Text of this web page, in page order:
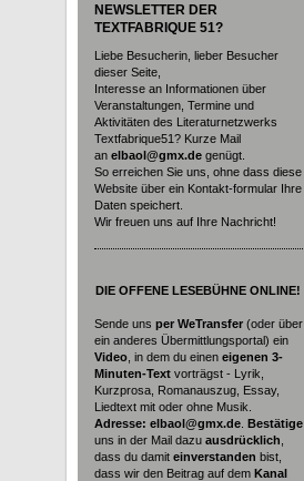
NEWSLETTER DER
TEXTFABRIQUE 51?
Liebe Besucherin, lieber Besucher
dieser Seite,
Interesse an Informationen über
Veranstaltungen, Termine und
Aktivitäten des Literaturnetzwerks
Textfabrique51? Kurze Mail
an elbaol@gmx.de genügt.
So erreichen Sie uns, ohne dass diese
Website über ein Kontakt-formular Ihre
Daten speichert.
Wir freuen uns auf Ihre Nachricht!
DIE OFFENE LESEBÜHNE ONLINE!
Sende uns per WeTransfer (oder über
ein anderes Übermittlungsportal) ein
Video , in dem du einen eigenen 3-
Minuten-Text vorträgst - Lyrik,
Kurzprosa, Romanauszug, Essay,
Liedtext mit oder ohne Musik.
Adresse: elbaol@gmx.de Bestätige
uns in der Mail dazu ausdrücklich
dass du damit einverstanden bist,
dass wir den Beitrag auf dem Kanal